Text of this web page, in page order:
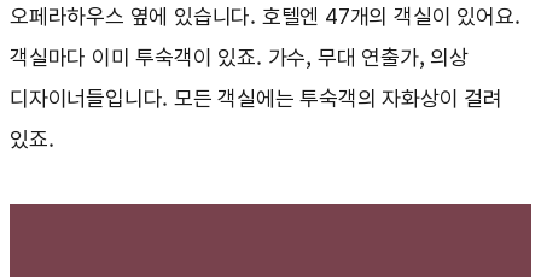
오페라하우스 옆에 있습니다. 호텔엔 47개의 객실이 있어요.
객실마다 이미 투숙객이 있죠. 가수, 무대 연출가, 의상
디자이너들입니다. 모든 객실에는 투숙객의 자화상이 걸려
있죠.